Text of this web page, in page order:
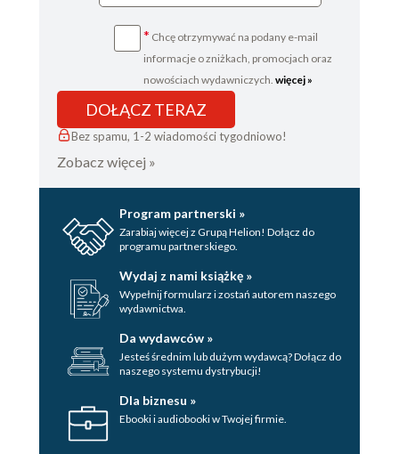
7
8
9
11
12
13
14
CZĘŚĆ CZWARTA. WYJAŚNIENIA
1
2
3
5
6
8
9
* Chcę otrzymywać na podany e-mail
informacje o zniżkach, promocjach oraz
nowościach wydawniczych. więcej »
DOŁĄCZ TERAZ
Bez spamu, 1-2 wiadomości tygodniowo!
Zobacz więcej »
Program partnerski »
Zarabiaj więcej z Grupą Helion! Dołącz do
programu partnerskiego.
Wydaj z nami książkę »
Wypełnij formularz i zostań autorem naszego
wydawnictwa.
Da wydawców »
Jesteś średnim lub dużym wydawcą? Dołącz do
naszego systemu dystrybucji!
Dla biznesu »
Ebooki i audiobooki w Twojej firmie.